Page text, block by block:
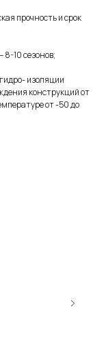
прочность и срок
10 сезонов;
изоляции
конструкций от
от -50 до